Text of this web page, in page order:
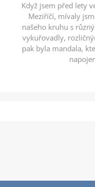
Když jsem před lety
Meziříčí, mívaly
našeho kruhu s
vykuřovadly,
pak byla mandala,